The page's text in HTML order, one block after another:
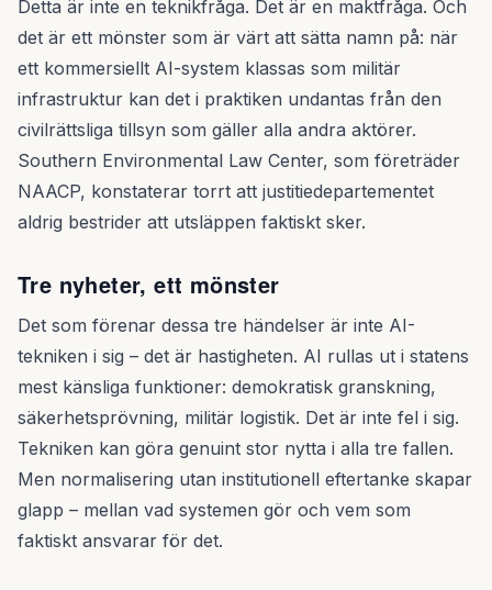
Detta är inte en teknikfråga. Det är en maktfråga. Och
det är ett mönster som är värt att sätta namn på: när
ett kommersiellt AI-system klassas som militär
infrastruktur kan det i praktiken undantas från den
civilrättsliga tillsyn som gäller alla andra aktörer.
Southern Environmental Law Center, som företräder
NAACP, konstaterar torrt att justitiedepartementet
aldrig bestrider att utsläppen faktiskt sker.
Tre nyheter, ett mönster
Det som förenar dessa tre händelser är inte AI-
tekniken i sig – det är hastigheten. AI rullas ut i statens
mest känsliga funktioner: demokratisk granskning,
säkerhetsprövning, militär logistik. Det är inte fel i sig.
Tekniken kan göra genuint stor nytta i alla tre fallen.
Men normalisering utan institutionell eftertanke skapar
glapp – mellan vad systemen gör och vem som
faktiskt ansvarar för det.